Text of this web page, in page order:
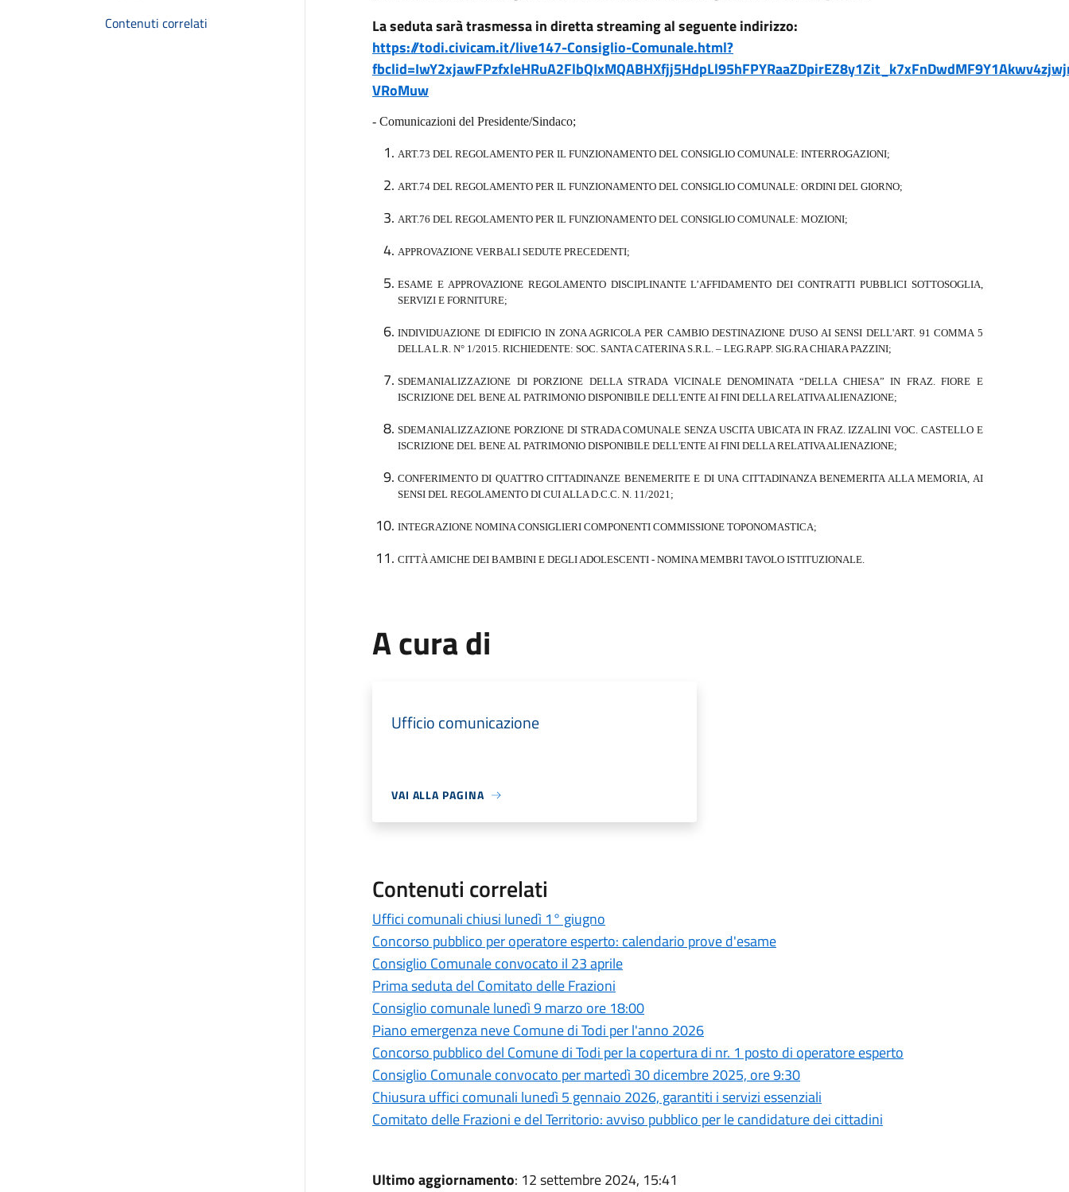
Contenuti correlati
La seduta sarà trasmessa in diretta streaming al seguente indirizzo:
https://todi.civicam.it/live147-Consiglio-Comunale.html?
VRoMuw
- Comunicazioni del Presidente/Sindaco;
ART.73 DEL REGOLAMENTO PER IL FUNZIONAMENTO DEL CONSIGLIO COMUNALE: INTERROGAZIONI;
ART.74 DEL REGOLAMENTO PER IL FUNZIONAMENTO DEL CONSIGLIO COMUNALE: ORDINI DEL GIORNO;
ART.76 DEL REGOLAMENTO PER IL FUNZIONAMENTO DEL CONSIGLIO COMUNALE: MOZIONI;
APPROVAZIONE VERBALI SEDUTE PRECEDENTI;
ESAME E APPROVAZIONE REGOLAMENTO DISCIPLINANTE L’AFFIDAMENTO DEI CONTRATTI PUBBLICI SOTTOSOGLIA,
SERVIZI E FORNITURE;
INDIVIDUAZIONE DI EDIFICIO IN ZONA AGRICOLA PER CAMBIO DESTINAZIONE D'USO AI SENSI DELL'ART. 91 COMMA 5
DELLA L.R. N° 1/2015. RICHIEDENTE: SOC. SANTA CATERINA S.R.L. – LEG.RAPP. SIG.RA CHIARA PAZZINI;
SDEMANIALIZZAZIONE DI PORZIONE DELLA STRADA VICINALE DENOMINATA “DELLA CHIESA” IN FRAZ. FIORE E
ISCRIZIONE DEL BENE AL PATRIMONIO DISPONIBILE DELL'ENTE AI FINI DELLA RELATIVA ALIENAZIONE;
SDEMANIALIZZAZIONE PORZIONE DI STRADA COMUNALE SENZA USCITA UBICATA IN FRAZ. IZZALINI VOC. CASTELLO E
ISCRIZIONE DEL BENE AL PATRIMONIO DISPONIBILE DELL'ENTE AI FINI DELLA RELATIVA ALIENAZIONE;
CONFERIMENTO DI QUATTRO CITTADINANZE BENEMERITE E DI UNA CITTADINANZA BENEMERITA ALLA MEMORIA, AI
SENSI DEL REGOLAMENTO DI CUI ALLA D.C.C. N. 11/2021;
INTEGRAZIONE NOMINA CONSIGLIERI COMPONENTI COMMISSIONE TOPONOMASTICA;
CITTÀ AMICHE DEI BAMBINI E DEGLI ADOLESCENTI - NOMINA MEMBRI TAVOLO ISTITUZIONALE.
A cura di
Ufficio comunicazione
VAI ALLA PAGINA
Contenuti correlati
Uffici comunali chiusi lunedì 1° giugno
Concorso pubblico per operatore esperto: calendario prove d'esame
Consiglio Comunale convocato il 23 aprile
Prima seduta del Comitato delle Frazioni
Consiglio comunale lunedì 9 marzo ore 18:00
Piano emergenza neve Comune di Todi per l'anno 2026
Concorso pubblico del Comune di Todi per la copertura di nr. 1 posto di operatore esperto
Consiglio Comunale convocato per martedì 30 dicembre 2025, ore 9:30
Chiusura uffici comunali lunedì 5 gennaio 2026, garantiti i servizi essenziali
Comitato delle Frazioni e del Territorio: avviso pubblico per le candidature dei cittadini
Ultimo aggiornamento: 12 settembre 2024, 15:41